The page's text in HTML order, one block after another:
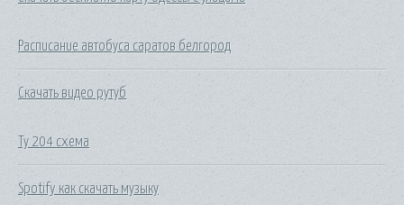
Расписание автобуса саратов белгород
Скачать видео рутуб
Ту 204 схема
Spotify как скачать музыку